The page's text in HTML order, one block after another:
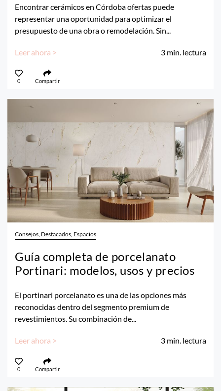
Encontrar cerámicos en Córdoba ofertas puede
representar una oportunidad para optimizar el
presupuesto de una obra o remodelación. Sin...
Leer ahora > 3 min. lectura
0 Compartir
Consejos, Destacados, Espacios
Guía completa de porcelanato
Portinari: modelos, usos y precios
El portinari porcelanato es una de las opciones más
reconocidas dentro del segmento premium de
revestimientos. Su combinación de...
Leer ahora > 3 min. lectura
0 Compartir